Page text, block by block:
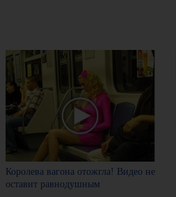
Королева вагона отожгла! Видео не
оставит равнодушным